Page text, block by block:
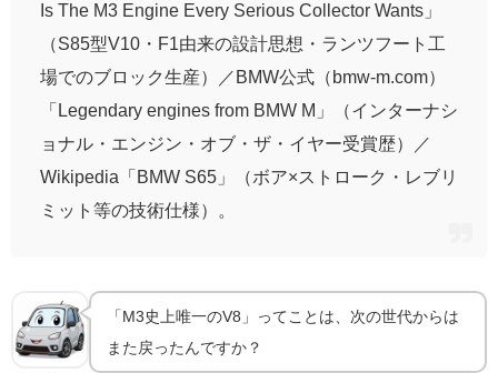
Is The M3 Engine Every Serious Collector Wants」
（S85型V10・F1由来の設計思想・ランツフート工
場でのブロック生産）／BMW公式（bmw-m.com）
「Legendary engines from BMW M」（インターナシ
ョナル・エンジン・オブ・ザ・イヤー受賞歴）／
Wikipedia「BMW S65」（ボア×ストローク・レブリ
ミット等の技術仕様）。
「M3史上唯一のV8」ってことは、次の世代からは
また戻ったんですか？